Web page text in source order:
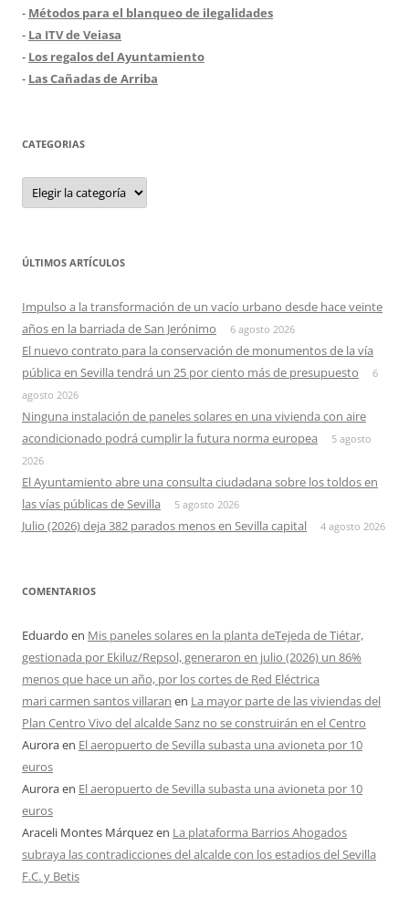
- Métodos para el blanqueo de ilegalidades
- La ITV de Veiasa
- Los regalos del Ayuntamiento
- Las Cañadas de Arriba
CATEGORIAS
Categorias
ÚLTIMOS ARTÍCULOS
Impulso a la transformación de un vacío urbano desde hace veinte
años en la barriada de San Jerónimo
6 agosto 2026
El nuevo contrato para la conservación de monumentos de la vía
pública en Sevilla tendrá un 25 por ciento más de presupuesto
6
agosto 2026
Ninguna instalación de paneles solares en una vivienda con aire
acondicionado podrá cumplir la futura norma europea
5 agosto
2026
El Ayuntamiento abre una consulta ciudadana sobre los toldos en
las vías públicas de Sevilla
5 agosto 2026
Julio (2026) deja 382 parados menos en Sevilla capital 4 agosto 2026
COMENTARIOS
Eduardo en Mis paneles solares en la planta deTejeda de Tiétar,
gestionada por Ekiluz/Repsol, generaron en julio (2026) un 86%
menos que hace un año, por los cortes de Red Eléctrica
mari carmen santos villaran en La mayor parte de las viviendas del
Plan Centro Vivo del alcalde Sanz no se construirán en el Centro
Auroraen El aeropuerto de Sevilla subasta una avioneta por 10
euros
Auroraen El aeropuerto de Sevilla subasta una avioneta por 10
euros
Araceli Montes Márquezen La plataforma Barrios Ahogados
subraya las contradicciones del alcalde con los estadios del Sevilla
F.C. y Betis